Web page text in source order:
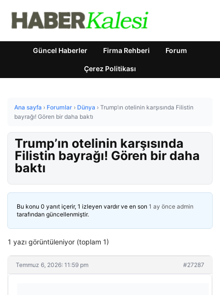
Güncel Haberler Firma Rehberi Forum
Çerez Politikası
Ana sayfa › Forumlar › Dünya › Trump’ın otelinin karşısında Filistin
bayrağı! Gören bir daha baktı
Trump’ın otelinin karşısında
Filistin bayrağı! Gören bir daha
baktı
Bu konu 0 yanıt içerir, 1 izleyen vardır ve en son 1 ay önce admin
tarafından güncellenmiştir.
1 yazı görüntüleniyor (toplam 1)
Temmuz 6, 2026: 11:59 pm #27287